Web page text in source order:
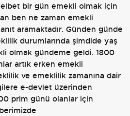
elbet bir gün emekli olmak için
ben ne zaman emekli
aramaktadır. Günden günde
durumlarında şimdide yaş
olmak gündeme geldi. 1800
artık erken emekli
ve emeklilik zamanına dair
e-devlet üzerinden
prim günü olanlar için